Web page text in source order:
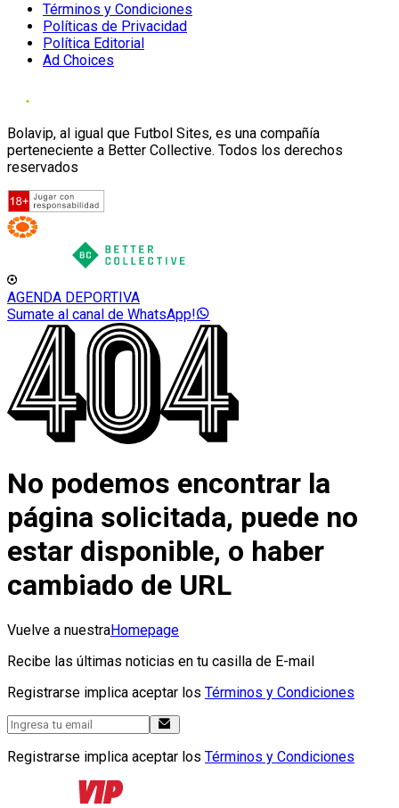
Términos y Condiciones
Políticas de Privacidad
Política Editorial
Ad Choices
Bolavip, al igual que Futbol Sites, es una compañía
perteneciente a Better Collective. Todos los derechos
reservados
AGENDA DEPORTIVA
Sumate al canal de WhatsApp!
No podemos encontrar la
página solicitada, puede no
estar disponible, o haber
cambiado de URL
Vuelve a nuestraHomepage
Recibe las últimas noticias en tu casilla de E-mail
Registrarse implica aceptar los Términos y Condiciones
Registrarse implica aceptar los Términos y Condiciones